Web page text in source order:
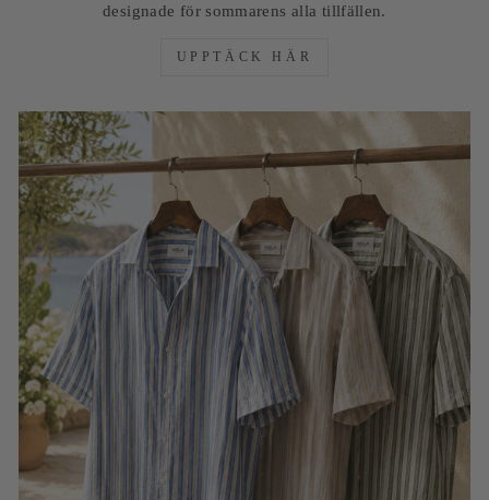
designade för sommarens alla tillfällen.
UPPTÄCK HÄR